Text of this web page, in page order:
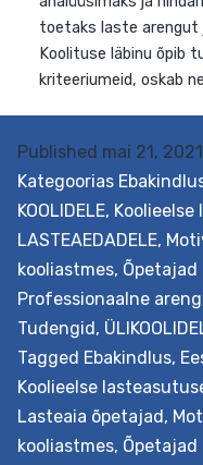
Published mai 21, 2021
Kategoorias
KOOLIDELE,
LASTEAEDADELE,
kooliastmes, Õpetajad
Professionaalne areng
Tudengid,
Tagged Ebakindlus,
Koolieelse
Lasteaia õpetajad,
kooliastmes, Õpetajad